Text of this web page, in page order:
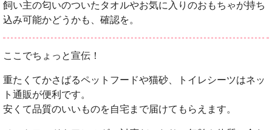
飼い主の匂いのついたタオルやお気に入りのおもちゃが持ち
込み可能かどうかも、確認を。
ここでちょっと宣伝！
重たくてかさばるペットフードや猫砂、トイレシーツはネッ
ト通販が便利です。
安くて品質のいいものを自宅まで届けてもらえます。